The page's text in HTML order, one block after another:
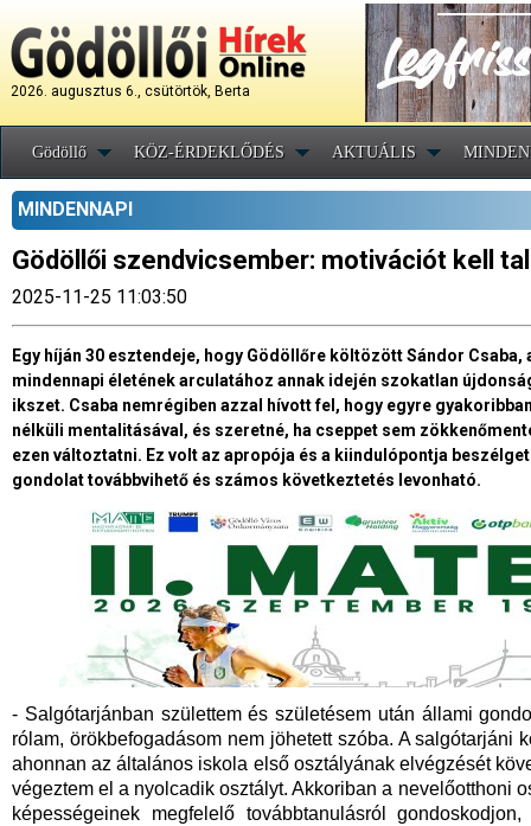
2026. augusztus 6., csütörtök, Berta
Gödöllő KÖZ-ÉRDEKLŐDÉS AKTUÁLIS
MINDENNAPI
Gödöllői szendvicsember: motivációt kell
2025-11-25 11:03:50
Egy híján 30 esztendeje, hogy Gödöllőre költözött Sándor
mindennapi életének arculatához annak idején szokatlan
ikszet. Csaba nemrégiben azzal hívott fel, hogy egyre
nélküli mentalitásával, és szeretné, ha cseppet sem
ezen változtatni. Ez volt az apropója és a kiindulópontja
gondolat továbbvihető és számos következtetés levonható.
- Salgótarjánban születtem és születésem után állami
rólam, örökbefogadásom nem jöhetett szóba. A salgótarjáni
ahonnan az általános iskola első osztályának elvégzését
végeztem el a nyolcadik osztályt. Akkoriban a nevelőotthoni
képességeinek megfelelő továbbtanulásról